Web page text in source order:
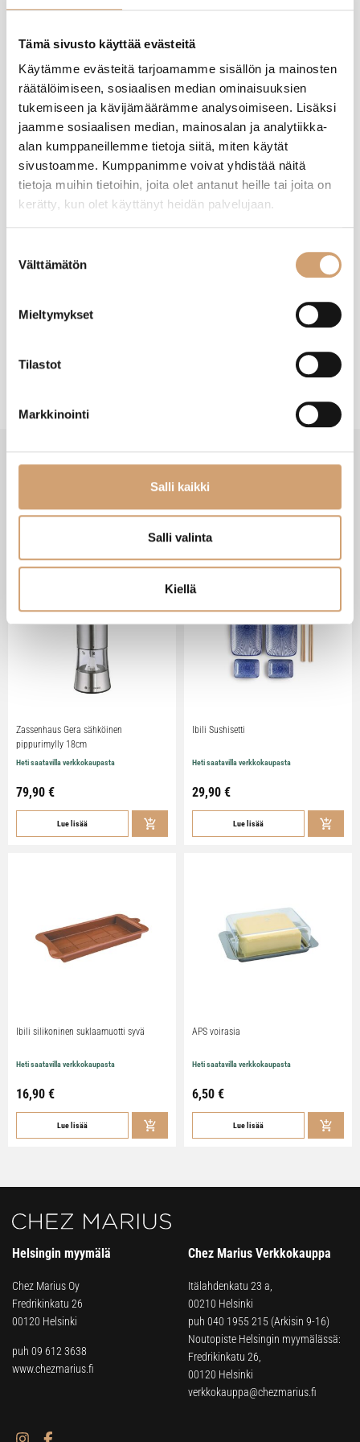
Tämä sivusto käyttää evästeitä
Käytämme evästeitä tarjoamamme sisällön ja mainosten
räätälöimiseen, sosiaalisen median ominaisuuksien
tukemiseen ja kävijämäärämme analysoimiseen. Lisäksi
jaamme sosiaalisen median, mainosalan ja analytiikka-
alan kumppaneillemme tietoja siitä, miten käytät
sivustoamme. Kumppanimme voivat yhdistää näitä
tietoja muihin tietoihin, joita olet antanut heille tai joita on
kerätty, kun olet käyttänyt heidän palvelujaan.
valinta
Välttämätön
Mieltymykset
Tilastot
Markkinointi
Salli kaikki
Salli valinta
Kiellä
A
Varmistettu ostaja
Anonyymi
Helsinki, FI
Heirol pyörivä kakkualusta 32cm, teräs
Zassenhaus Gera sähköinen
pippurimylly 18cm
Heti saatavilla verkkokaupasta
79,90 €
Lue lisää
Ibili Sushisetti
Heti saatavilla verkkokaupasta
29,90 €
Lue lisää
Ibili silikoninen suklaamuotti syvä
Heti saatavilla verkkokaupasta
16,90 €
Lue lisää
APS voirasia
Heti saatavilla verkkokaupasta
6,50 €
Lue lisää
Helsingin myymälä
Chez Marius Oy
Fredrikinkatu 26
00120 Helsinki
puh 09 612 3638
www.chezmarius.fi
Chez Marius Verkkokauppa
Itälahdenkatu 23 a,
00210 Helsinki
puh 040 1955 215 (Arkisin 9-16)
Noutopiste Helsingin myymälässä:
Fredrikinkatu 26,
00120 Helsinki
verkkokauppa@chezmarius.fi